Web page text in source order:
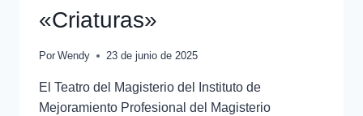
«Criaturas»
Por Wendy 23 de junio de 2025
El Teatro del Magisterio del Instituto de
Mejoramiento Profesional del Magisterio